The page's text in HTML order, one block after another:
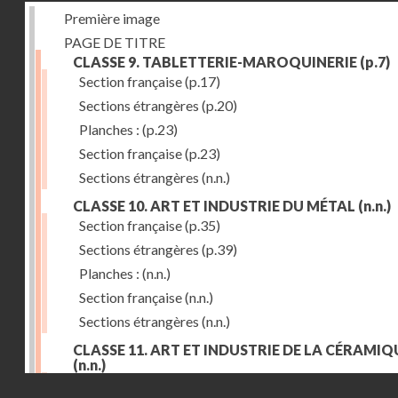
Première image
PAGE DE TITRE
CLASSE 9. TABLETTERIE-MAROQUINERIE (p.7)
Section française(p.17)
Sections étrangères (p.20)
Planches : (p.23)
Section française(p.23)
Sections étrangères (n.n.)
CLASSE 10. ART ET INDUSTRIE DU MÉTAL (n.n.)
Section française(p.35)
Sections étrangères (p.39)
Planches : (n.n.)
Section française(n.n.)
Sections étrangères (n.n.)
CLASSE 11. ART ET INDUSTRIE DE LA
(n.n.)